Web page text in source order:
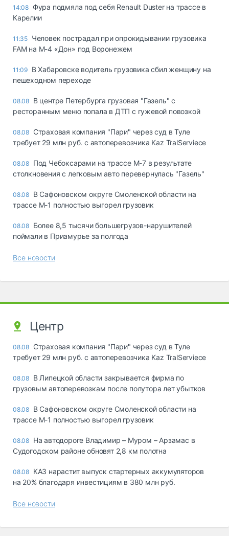
14:08 Фура подмяла под себя Renault Duster на трассе в
Карелии
11:35 Человек пострадал при опрокидывании грузовика
FAM на М-4 «Дон» под Воронежем
11:09 В Хабаровске водитель грузовика сбил женщину на
пешеходном переходе
08.08 В центре Петербурга грузовая "Газель" с
ресторанным меню попала в ДТП с гужевой повозкой
08.08 Страховая компания "Пари" через суд в Туле
требует 29 млн руб. с автоперевозчика Kaz TralServiece
08.08 Под Чебоксарами на трассе М-7 в результате
столкновения с легковым авто перевернулась "Газель"
08.08 В Сафоновском округе Смоленской области на
трассе М-1 полностью выгорел грузовик
08.08 Более 8,5 тысячи большегрузов-нарушителей
поймали в Приамурье за полгода
Все новости
Центр
08.08 Страховая компания "Пари" через суд в Туле
требует 29 млн руб. с автоперевозчика Kaz TralServiece
08.08 В Липецкой области закрывается фирма по
грузовым автоперевозкам после полутора лет убытков
08.08 В Сафоновском округе Смоленской области на
трассе М-1 полностью выгорел грузовик
08.08 На автодороге Владимир – Муром – Арзамас в
Судогодском районе обновят 2,8 км полотна
08.08 КАЗ нарастит выпуск стартерных аккумуляторов
на 20% благодаря инвестициям в 380 млн руб.
Все новости